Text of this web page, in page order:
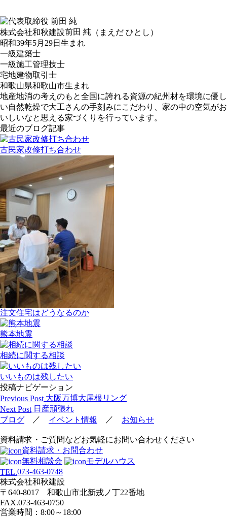
株式会社和秋建設前田 純 （まえだ ひとし）
昭和39年5月29日生まれ
一級建築士
一級施工管理技士
宅地建物取引士
和歌山県和歌山市生まれ
地産地消の考えのもと全国に誇れる資源の紀州材を環境に優し
い自然乾燥で大工さんの手刻みにこだわり、家の中の空気がお
いしいなと思える家づくりを行っています。
最近のブログ記事
古民家改修打ち合わせ
注文住宅はどうなるのか
熊本地震
相続に関する相談
いいものは残したい
投稿ナビゲーション
Previous Post 大阪万博大屋根リング
Next Post 日産頑張れ
ブログ ／ イベント情報 ／ お知らせ
資料請求・ご質問などお気軽にお問い合わせください
資料請求・お問合わせ
無料相談会
モデルハウス
TEL.073-463-0748
株式会社和秋建設
〒640-8017 和歌山市北新戎ノ丁22番地
FAX.073-463-0750
営業時間：8:00～18:00